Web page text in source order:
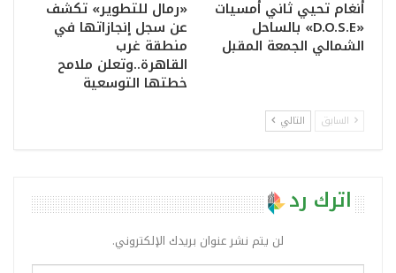
أنغام تحيي ثاني أمسيات
«D.O.S.E» بالساحل
الشمالي الجمعة المقبل
«رمال للتطوير» تكشف
عن سجل إنجازاتها في
منطقة غرب
القاهرة..وتعلن ملامح
خطتها التوسعية
السابق التالي
اترك رد
لن يتم نشر عنوان بريدك الإلكتروني.